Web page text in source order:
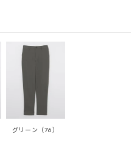
グリーン（76）